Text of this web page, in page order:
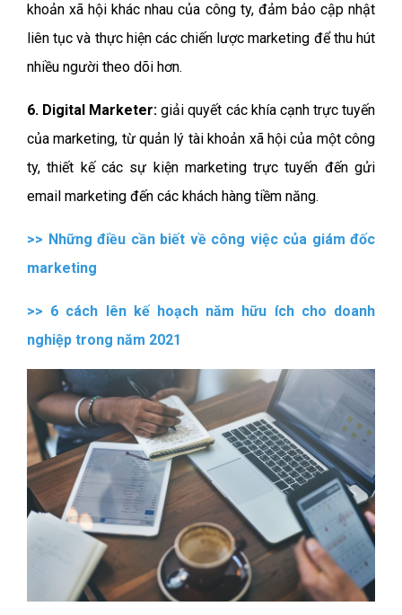
khoản xã hội khác nhau của công ty, đảm bảo cập nhật
liên tục và thực hiện các chiến lược marketing để thu hút
nhiều người theo dõi hơn.
6. Digital Marketer: giải quyết các khía cạnh trực tuyến
của marketing, từ quản lý tài khoản xã hội của một công
ty, thiết kế các sự kiện marketing trực tuyến đến gửi
email marketing đến các khách hàng tiềm năng.
>> Những điều cần biết về công việc của giám đốc
marketing
>> 6 cách lên kế hoạch năm hữu ích cho doanh
nghiệp trong năm 2021